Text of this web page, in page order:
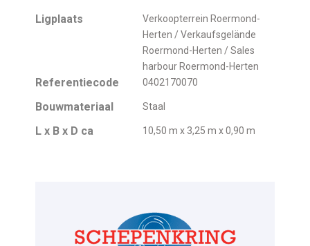
Ligplaats
Verkoopterrein Roermond-
Herten / Verkaufsgelände
Roermond-Herten / Sales
harbour Roermond-Herten
Referentiecode 0402170070
Bouwmateriaal Staal
L x B x D ca 10,50 m x 3,25 m x 0,90 m